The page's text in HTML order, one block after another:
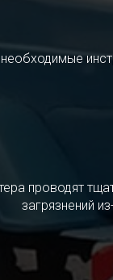
проводят
загрязнений